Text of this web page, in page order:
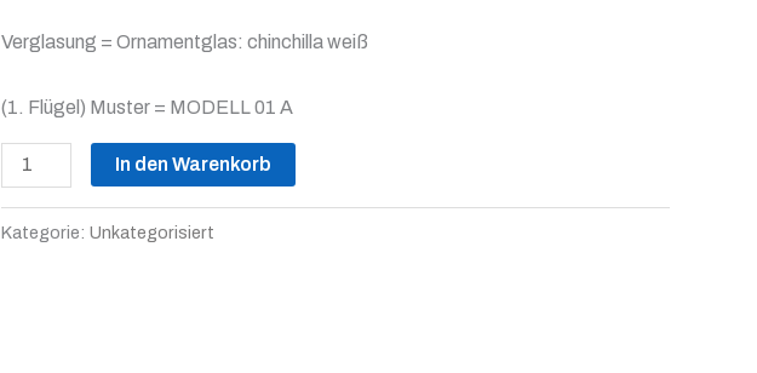
Verglasung = Ornamentglas: chinchilla weiß
(1. Flügel) Muster = MODELL 01 A
In den Warenkorb
Kategorie: Unkategorisiert